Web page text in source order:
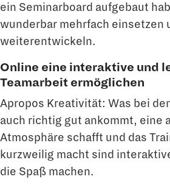
ein Seminarboard aufgebaut
wunderbar mehrfach einsetzen
weiterentwickeln.
Online eine interaktive und
Teamarbeit ermöglichen
Apropos Kreativität: Was bei
auch richtig gut ankommt, eine
Atmosphäre schafft und das
kurzweilig macht sind
die Spaß machen.